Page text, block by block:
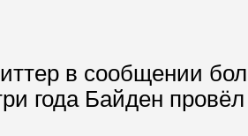
в сообщении
года Байден